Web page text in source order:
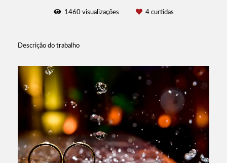
1460visualizações 4curtidas
Descrição do trabalho